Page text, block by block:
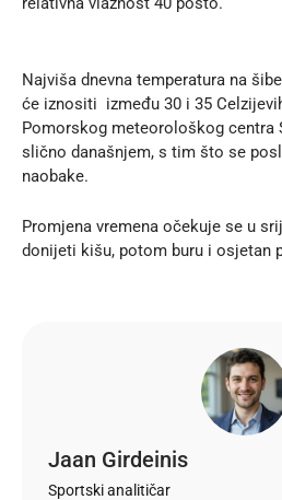
Najviša dnevna temperatura na
će iznositi između 30 i 35
Pomorskog meteorološkog centra
slično današnjem, s tim što se
naobake.
Promjena vremena očekuje se u
donijeti kišu, potom buru i osjetan
Jaan Girdeinis
Sportski analitičar